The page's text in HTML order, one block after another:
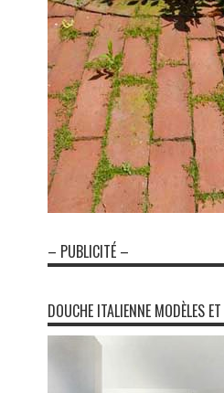
– PUBLICITÉ –
DOUCHE ITALIENNE MODÈLES